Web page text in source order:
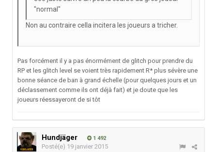
"normal"
Non au contraire cella incitera les joueurs a tricher.
Pas forcément il y a pas énormément de glitch pour prendre du
RP et les glitch level se voient très rapidement R* plus sévère une
bonne séance de ban à grand échelle (pour quelques jours et un
déclassement comme ils ont déjà fait) et je doute que les
joueurs réessayeront de si tôt
Hundjäger 1 492
Posté(e) 19 janvier 2015